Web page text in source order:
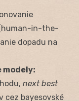
in-the-
dopadu na
next best
cez bayesovské